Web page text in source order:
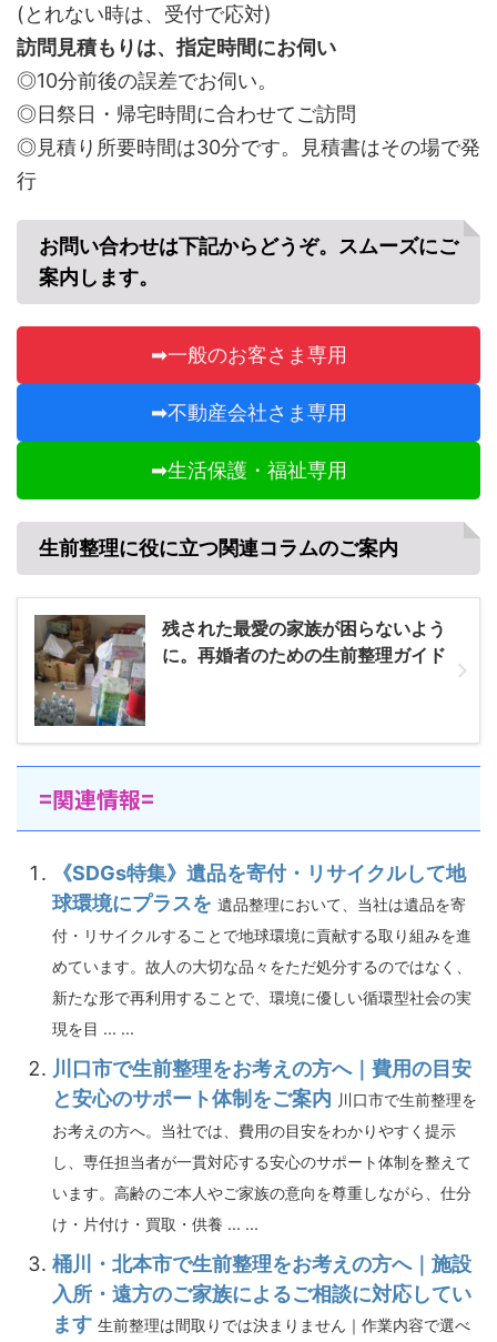
(とれない時は、受付で応対)
訪問見積もりは、指定時間にお伺い
◎10分前後の誤差でお伺い。
◎日祭日・帰宅時間に合わせてご訪問
◎見積り所要時間は30分です。見積書はその場で発
行
お問い合わせは下記からどうぞ。スムーズにご
案内します。
➡一般のお客さま専用
➡不動産会社さま専用
➡生活保護・福祉専用
生前整理に役に立つ関連コラムのご案内
残された最愛の家族が困らないよう
に。再婚者のための生前整理ガイド
=関連情報=
《SDGs特集》遺品を寄付・リサイクルして地
球環境にプラスを 遺品整理において、当社は遺品を寄
付・リサイクルすることで地球環境に貢献する取り組みを進
めています。故人の大切な品々をただ処分するのではなく、
新たな形で再利用することで、環境に優しい循環型社会の実
現を目 ... ...
川口市で生前整理をお考えの方へ｜費用の目安
と安心のサポート体制をご案内 川口市で生前整理を
お考えの方へ。当社では、費用の目安をわかりやすく提示
し、専任担当者が一貫対応する安心のサポート体制を整えて
います。高齢のご本人やご家族の意向を尊重しながら、仕分
け・片付け・買取・供養 ... ...
桶川・北本市で生前整理をお考えの方へ｜施設
入所・遠方のご家族によるご相談に対応してい
ます 生前整理は間取りでは決まりません｜作業内容で選べ